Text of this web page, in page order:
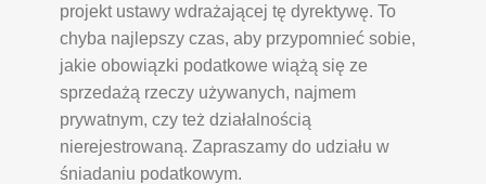
projekt ustawy wdrażającej tę dyrektywę. To
chyba najlepszy czas, aby przypomnieć sobie,
jakie obowiązki podatkowe wiążą się ze
sprzedażą rzeczy używanych, najmem
prywatnym, czy też działalnością
nierejestrowaną. Zapraszamy do udziału w
śniadaniu podatkowym.